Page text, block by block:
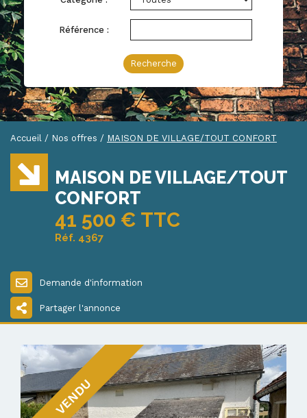
Référence :
Recherche
Accueil / Nos offres / MAISON DE VILLAGE/TOUT CONFORT
MAISON DE VILLAGE/TOUT
CONFORT
41 500 € TTC
Réf. 4367
Demande d'information
Partager l'annonce
VENDU